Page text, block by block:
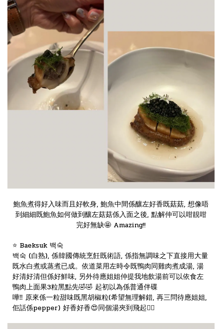
鮑魚煮得好入味而且好軟身, 鮑魚中間係釀左好香既菇菇, 想像唔
到細細既鮑魚如何做到釀左菇菇係入面之後, 點解仲可以咁靚咁
完好無缺🤩 Amazing!!
⭐️ Baeksuk 백숙
백숙 (白熟), 係韓國傳統烹飪既術語, 係指無調味之下直接用大量
既水白煮或蒸煮已成。依道菜用左時令既鴨肉同雞肉煮成湯, 湯
好清好清但係好鮮味, 另外待應姐姐仲提我地飲湯前可以依食左
鴨肉上面果3粒黑點先🤣🤣 起初以為係普通伴碟
嘩‼️ 原來係一粒甜味既黑胡椒粒(希望無理解錯, 再三問待應姐姐,
佢話係pepper) 好香好香😍同個湯夾到飛起👍🏻